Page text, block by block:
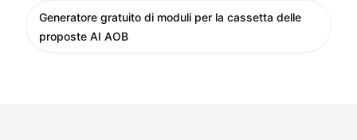
Generatore gratuito di moduli per la cassetta delle
proposte AI AOB